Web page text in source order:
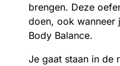
brengen. Deze
doen, ook wanneer
Body Balance.
Je gaat staan in de